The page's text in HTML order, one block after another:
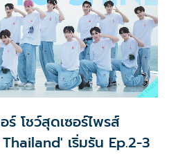
ร์ โชว์สุดเซอร์ไพรส์
เริ่มรัน Ep.2-3